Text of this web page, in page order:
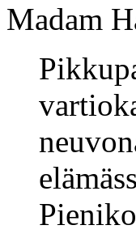
Madam